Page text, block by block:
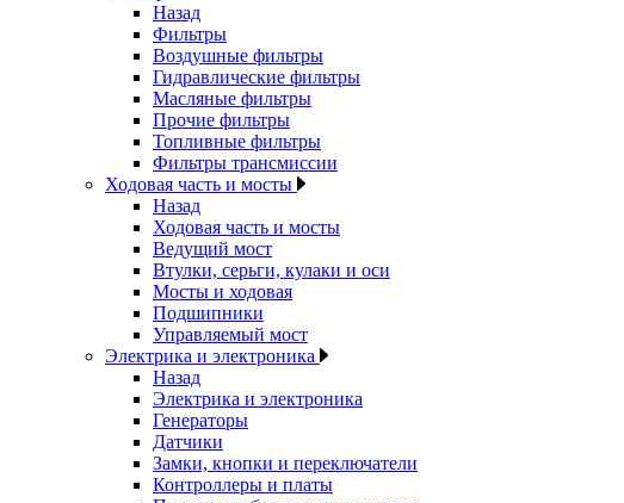
Назад
Фильтры
Воздушные фильтры
Гидравлические фильтры
Масляные фильтры
Прочие фильтры
Топливные фильтры
Фильтры трансмиссии
Ходовая часть и мосты
Назад
Ходовая часть и мосты
Ведущий мост
Втулки, серьги, кулаки и оси
Мосты и ходовая
Подшипники
Управляемый мост
Электрика и электроника
Назад
Электрика и электроника
Генераторы
Датчики
Замки, кнопки и переключатели
Контроллеры и платы